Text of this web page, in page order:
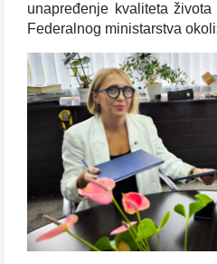
unapređenje kvaliteta
Federalnog ministarstva